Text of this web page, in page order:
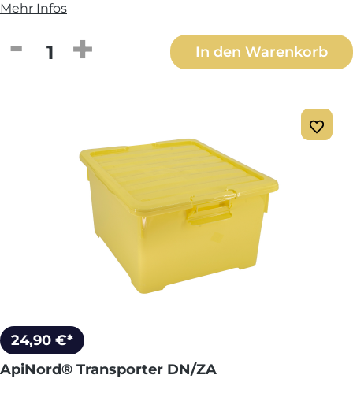
Mehr Infos
Produkt Anzahl: Gib den gewünschten
In den Warenkorb
24,90 €*
ApiNord® Transporter DN/ZA